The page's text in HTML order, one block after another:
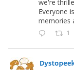
we're
Everyone
memories
1